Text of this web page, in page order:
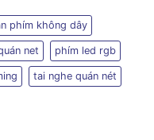
phím không dây
net phím led rgb
tai nghe quán nét